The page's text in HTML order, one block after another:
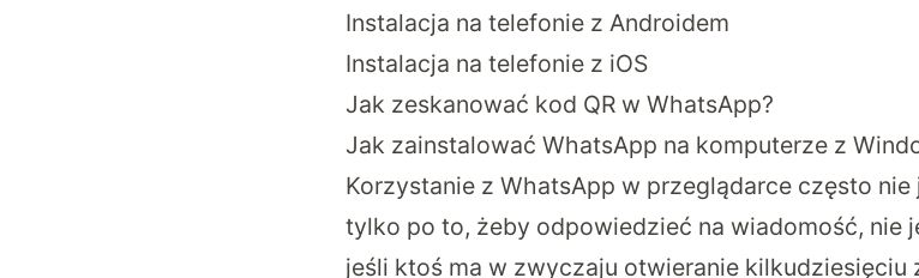
Instalacja na telefonie z Androidem
Instalacja na telefonie z iOS
Jak zeskanować kod QR w WhatsApp?
Jak zainstalować WhatsApp na komputerze z
Korzystanie z WhatsApp w przeglądarce często
tylko po to, żeby odpowiedzieć na wiadomość, nie
jeśli ktoś ma w zwyczaju otwieranie kilkudziesięciu